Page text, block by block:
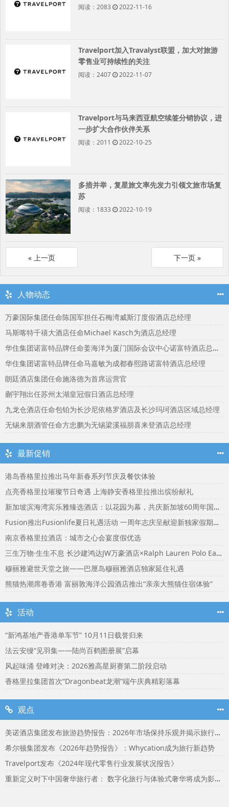
阅读：2083 2022-11-16
Travelport加入Travalyst联盟，加大对旅游
零售业可持续性的关注
阅读：2407 2022-11-07
Travelport与马来西亚航空续签分销协议，进
一步扩大合作伙伴关系
阅读：2011 2022-10-25
多措并举，复星旅文率先发力引领文旅市场复
苏
阅读：1833 2022-10-19
« »
人物动态
万豪国际集团任命陈国军担任石梅湾威斯汀度假酒店总经理
马斯喀特千禧大酒店任命Michael Kasch为酒店总经理
华住集团诺富特品牌任命姜海洋为厦门国际会议中心诺富特酒店总经理
华住集团诺富特品牌任命马嘉敏为成都春熙路诺富特酒店总经理
朗廷酒店集团任命施洛德为首席运营官
蒯宇翔出任苏州太湖皇冠假日酒店总经理
九龙仓酒店任命包铂为长沙尼依格罗酒店及长沙玛珂酒店区域总经理
无锡来朋酒管任命方忠鹏为无锡梁溪福朋喜来登酒店总经理
最新促销
港岛香格里拉推出马年新春系列节庆及餐饮体验
点亮香格里拉璀璨节日奇遇 上海静安香格里拉推出缤纷献礼
新加坡滨海湾宾乐雅臻选酒店：以花园为幕，共庆新加坡60周年国庆盛宴
Fusion推出Fusionlife夏日礼遇活动 一周年志庆呈献迎新独家假期奖赏
南京香格里拉酒店：城市之心会宴度假优选
三生万物·生生不息 长沙建鸿达JW万豪酒店×Ralph Lauren Polo Earth开启可持续生活旅行美学
穆丽雅避世天堂之旅——巴厘岛穆丽雅酒店独家延住礼遇
熊猫热潮席卷香港 富丽敦海洋公园酒店推出“亲亲大熊猫住宿体验”
活动
“新鸿基地产香港单车节” 10月11日载誉归来
法云安缦“见羽集——陆尚百鹤图册展”启幕
风起味涌 登峰对决：2026雅高星厨赛第二阶段启动
香格里拉集团首次“Dragonbeat龙潮”端午庆典精彩落幕
观点
美诺酒店集团发布旅游趋势报告：2026年市场保持乐观并揭示旅行者渴望联结
希尔顿集团发布《2026年趋势报告》：Whycation成为旅行新趋势
Travelport发布《2024年现代零售行业发展状况报告》
重新定义时下中国奢华旅行者： 数字化旅行与体验式奢华将成为影响2024年旅行选择的关键词